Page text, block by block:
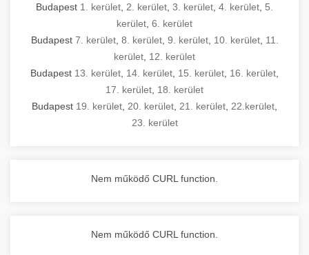
Budapest 1. kerület 2. kerület 3. kerület 4. kerület 5.
kerület 6. kerület
Budapest 7. kerület, 8. kerület, 9. kerület, 10. kerület, 11.
kerület 12. kerület
Budapest 13. kerület 14. kerület 15. kerület 16. kerület
17. kerület 18. kerület
Budapest 19. kerület 20. kerület 21. kerület 22.kerület
23. kerület
Nem működő CURL function.
Nem működő CURL function.